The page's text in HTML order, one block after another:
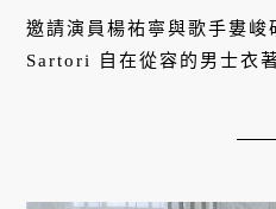
邀請演員楊祐寧與歌手婁
Sartori 自在從容的男士衣